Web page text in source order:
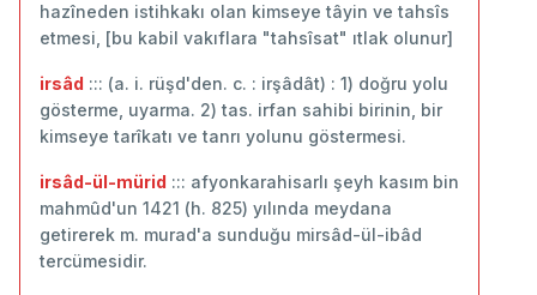
hazîneden istihkakı olan kimseye tâyin ve tahsîs
etmesi, [bu kabil vakıflara "tahsîsat" ıtlak olunur]
irsâd ::: (a. i. rüşd'den. c. : irşâdât) : 1) doğru yolu
gösterme, uyarma. 2) tas. irfan sahibi birinin, bir
kimseye tarîkatı ve tanrı yolunu göstermesi.
irsâd-ül-mürid ::: afyonkarahisarlı şeyh kasım bin
mahmûd'un 1421 (h. 825) yılında meydana
getirerek m. murad'a sunduğu mirsâd-ül-ibâd
tercümesidir.